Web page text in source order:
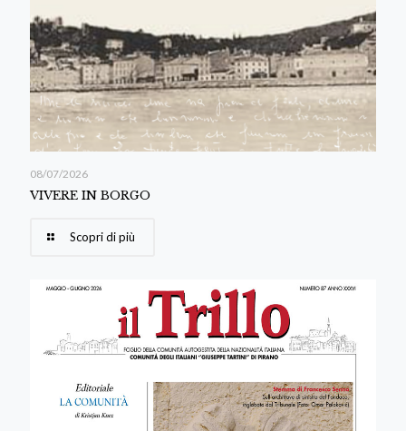
08/07/2026
VIVERE IN BORGO
Scopri di più